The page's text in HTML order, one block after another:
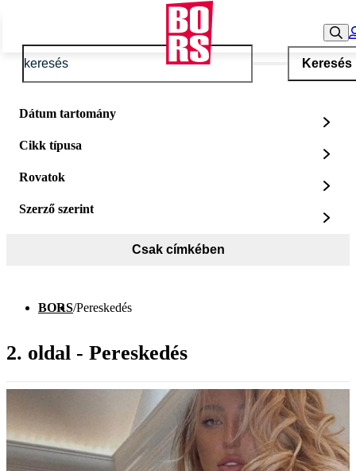
Keresés
Dátum tartomány
Cikk típusa
Rovatok
Szerző szerint
Csak címkében
BORS/Pereskedés
2. oldal - Pereskedés